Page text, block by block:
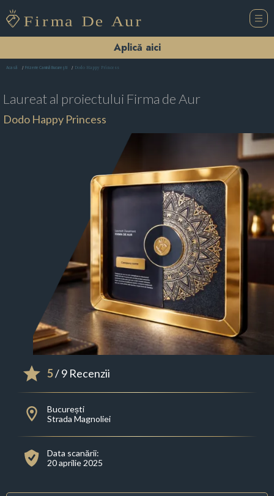
Aplică aici
Acasă Frizerie Canină Bucureşti Dodo Happy Princess
Laureat al proiectului Firma de Aur
Dodo Happy Princess
5/ 9 Recenzii
București
Strada Magnoliei
Data scanării:
20 aprilie 2025